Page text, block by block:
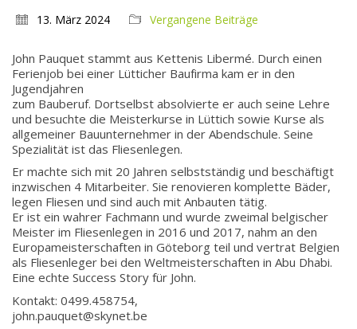
13. März 2024 Vergangene Beiträge
John Pauquet stammt aus Kettenis Libermé. Durch einen
Ferienjob bei einer Lütticher Baufirma kam er in den
Jugendjahren
zum Bauberuf. Dortselbst absolvierte er auch seine Lehre
und besuchte die Meisterkurse in Lüttich sowie Kurse als
allgemeiner Bauunternehmer in der Abendschule. Seine
Spezialität ist das Fliesenlegen.
Er machte sich mit 20 Jahren selbstständig und beschäftigt
inzwischen 4 Mitarbeiter. Sie renovieren komplette Bäder,
legen Fliesen und sind auch mit Anbauten tätig.
Er ist ein wahrer Fachmann und wurde zweimal belgischer
Meister im Fliesenlegen in 2016 und 2017, nahm an den
Europameisterschaften in Göteborg teil und vertrat Belgien
als Fliesenleger bei den Weltmeisterschaften in Abu Dhabi.
Eine echte Success Story für John.
Kontakt: 0499.458754,
john.pauquet@skynet.be